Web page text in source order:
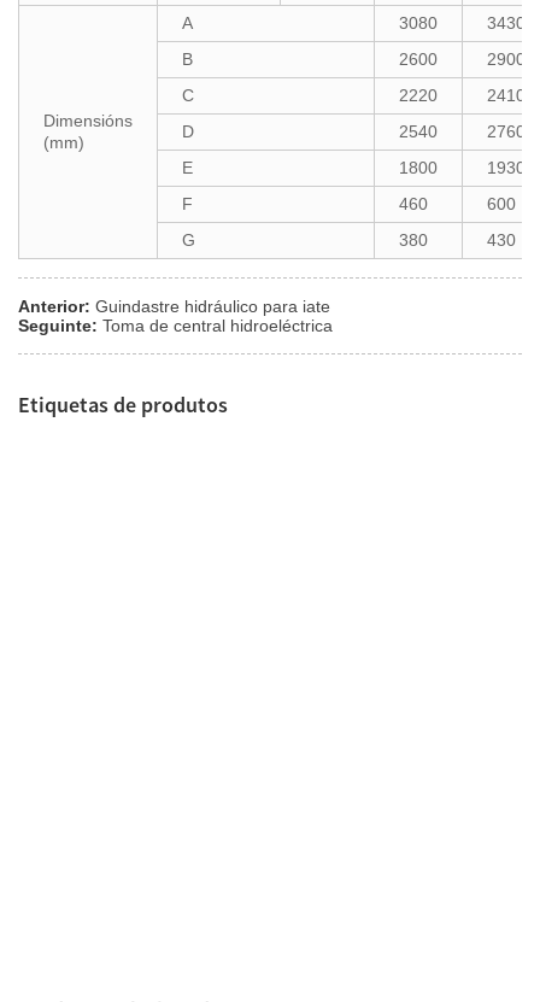
Dimensións
(mm)
A 3080
3430
B
2600
2900
C
2220
2410
D
2540
2760
E
1800
1930
F
460
600
G
380 430
Anterior: Guindastre hidráulico para iate
Seguinte: Toma de central hidroeléctrica
Etiquetas de produtos